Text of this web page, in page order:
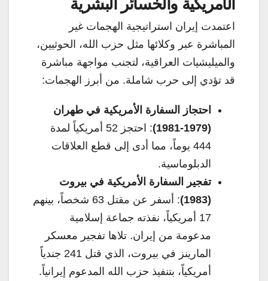
اعتمدت إيران استراتيجية الهجمات غير
المباشرة عبر وكلائها مثل حزب الله، الحوثيين،
والميليشيات العراقية، لتجنب مواجهة مباشرة
قد تؤدي إلى حرب شاملة. من أبرز الهجمات:
احتجاز السفارة الأمريكية في طهران
(1979-1981)
: احتجز 52 أمريكياً لمدة
444 يوماً، مما أدى إلى قطع العلاقات
الدبلوماسية.
تفجير السفارة الأمريكية في بيروت
(1983)
: أسفر عن مقتل 63 شخصاً، بينهم
17 أمريكياً، نفذته جماعة إسلامية
مدعومة من إيران. تلاها تفجير معسكر
المارينز في بيروت، الذي قتل 241 جندياً
أمريكياً، بتنفيذ حزب الله المدعوم إيرانياً.